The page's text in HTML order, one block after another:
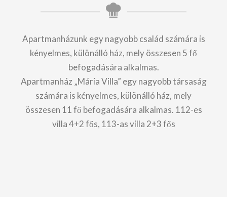
Apartmanházunk egy nagyobb család számára is
kényelmes, különálló ház, mely összesen 5 fő
befogadására alkalmas.
Apartmanház „Mária Villa” egy nagyobb társaság
számára is kényelmes, különálló ház, mely
összesen 11 fő befogadására alkalmas. 112-es
villa 4+2 fős, 113-as villa 2+3 fős